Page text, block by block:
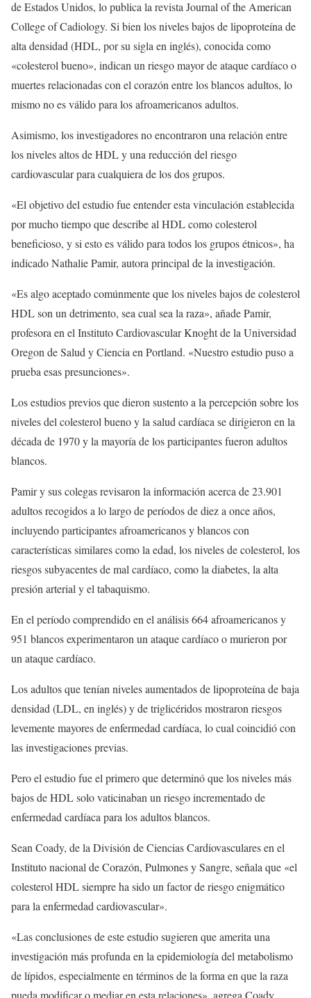
de Estados Unidos, lo publica la revista Journal of the American
College of Cadiology. Si bien los niveles bajos de lipoproteína de
alta densidad (HDL, por su sigla en inglés), conocida como
«colesterol bueno», indican un riesgo mayor de ataque cardíaco o
muertes relacionadas con el corazón entre los blancos adultos, lo
mismo no es válido para los afroamericanos adultos.
Asimismo, los investigadores no encontraron una relación entre
los niveles altos de HDL y una reducción del riesgo
cardiovascular para cualquiera de los dos grupos.
«El objetivo del estudio fue entender esta vinculación establecida
por mucho tiempo que describe al HDL como colesterol
beneficioso, y si esto es válido para todos los grupos étnicos», ha
indicado Nathalie Pamir, autora principal de la investigación.
«Es algo aceptado comúnmente que los niveles bajos de colesterol
HDL son un detrimento, sea cual sea la raza», añade Pamir,
profesora en el Instituto Cardiovascular Knoght de la Universidad
Oregon de Salud y Ciencia en Portland. «Nuestro estudio puso a
prueba esas presunciones».
Los estudios previos que dieron sustento a la percepción sobre los
niveles del colesterol bueno y la salud cardíaca se dirigieron en la
década de 1970 y la mayoría de los participantes fueron adultos
blancos.
Pamir y sus colegas revisaron la información acerca de 23.901
adultos recogidos a lo largo de períodos de diez a once años,
incluyendo participantes afroamericanos y blancos con
características similares como la edad, los niveles de colesterol, los
riesgos subyacentes de mal cardíaco, como la diabetes, la alta
presión arterial y el tabaquismo.
En el período comprendido en el análisis 664 afroamericanos y
951 blancos experimentaron un ataque cardíaco o murieron por
un ataque cardíaco.
Los adultos que tenían niveles aumentados de lipoproteína de baja
densidad (LDL, en inglés) y de triglicéridos mostraron riesgos
levemente mayores de enfermedad cardíaca, lo cual coincidió con
las investigaciones previas.
Pero el estudio fue el primero que determinó que los niveles más
bajos de HDL solo vaticinaban un riesgo incrementado de
enfermedad cardíaca para los adultos blancos.
Sean Coady, de la División de Ciencias Cardiovasculares en el
Instituto nacional de Corazón, Pulmones y Sangre, señala que «el
colesterol HDL siempre ha sido un factor de riesgo enigmático
para la enfermedad cardiovascular».
«Las conclusiones de este estudio sugieren que amerita una
investigación más profunda en la epidemiología del metabolismo
de lípidos, especialmente en términos de la forma en que la raza
pueda modificar o mediar en esta relaciones», agrega Coady.